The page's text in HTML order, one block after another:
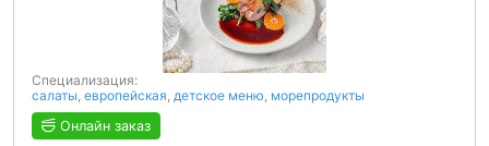
Специализация:
салаты, европейская, детское меню, морепродукты
Онлайн заказ